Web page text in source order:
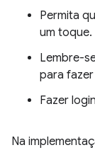
Permita
um toque.
Lembre-
para
Fazer
Na